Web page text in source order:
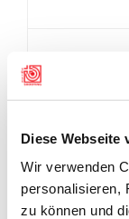
Diese Webseite
Wir verwenden
personalisieren,
zu können und